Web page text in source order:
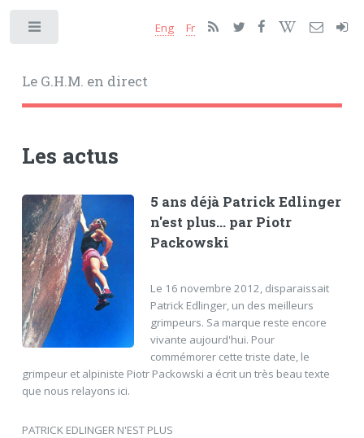
Le G.H.M. en direct
Eng Fr
Les actus
5 ans déjà Patrick Edlinger
n'est plus... par Piotr
Packowski
Le 16 novembre 2012, disparaissait
Patrick Edlinger, un des meilleurs
grimpeurs. Sa marque reste encore
vivante aujourd'hui. Pour
commémorer cette triste date, le
grimpeur et alpiniste Piotr Packowski a écrit un très beau texte
que nous relayons ici.
PATRICK EDLINGER N'EST PLUS